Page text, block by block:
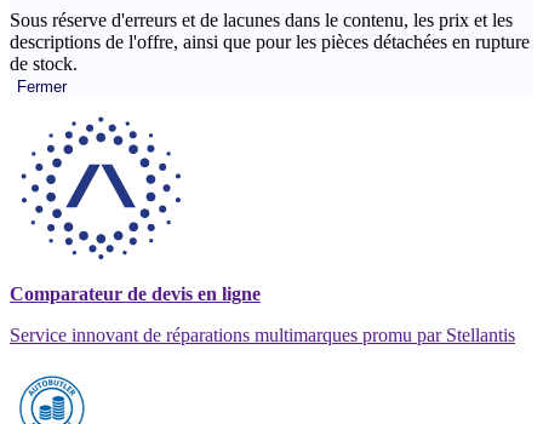
Sous réserve d'erreurs et de lacunes dans le contenu, les prix et les
descriptions de l'offre, ainsi que pour les pièces détachées en rupture
de stock.
Fermer
Comparateur de devis en ligne
Service innovant de réparations multimarques promu par Stellantis